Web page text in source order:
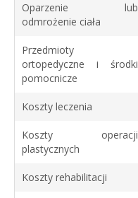
Oparzenie lub
odmrożenie ciała
Przedmioty
ortopedyczne i środki
pomocnicze
Koszty leczenia
Koszty operacji
plastycznych
Koszty rehabilitacji